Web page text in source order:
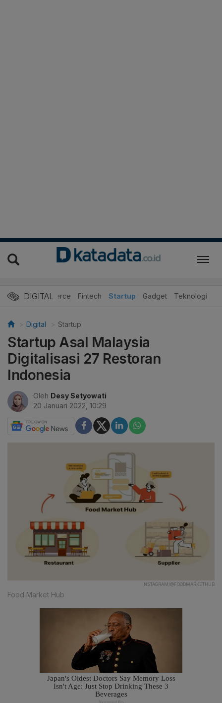
DIGITAL
E-Commerce Fintech Startup Gadget Teknologi
Digital Startup
Startup Asal Malaysia
Digitalisasi 27 Restoran
Indonesia
Oleh Desy Setyowati
20 Januari 2022, 10:29
INSTAGRAM/@FOODMARKETHUB
Food Market Hub